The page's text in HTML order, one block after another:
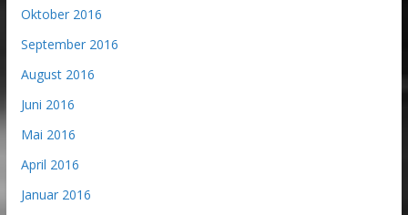
Oktober 2016
September 2016
August 2016
Juni 2016
Mai 2016
April 2016
Januar 2016